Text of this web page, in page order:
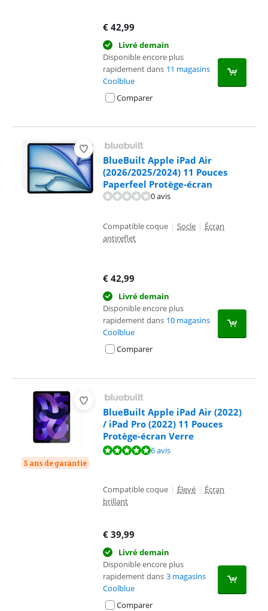
€ 42,99
Livré demain
Disponible encore plus
rapidement dans 11 magasins
Coolblue
Comparer
BlueBuilt Apple iPad Air
(2026/2025/2024) 11 Pouces
Paperfeel Protège-écran
0 avis
Compatible coque | Socle | Écran
antireflet
€ 42,99
Livré demain
Disponible encore plus
rapidement dans 10 magasins
Coolblue
Comparer
5 ans de garantie
BlueBuilt Apple iPad Air (2022)
/ iPad Pro (2022) 11 Pouces
Protège-écran Verre
La note est de 9,7 sur 10, basée sur 6 avis.6 avis
Compatible coque | Élevé | Écran
brillant
€ 39,99
Livré demain
Disponible encore plus
rapidement dans 3 magasins
Coolblue
Comparer